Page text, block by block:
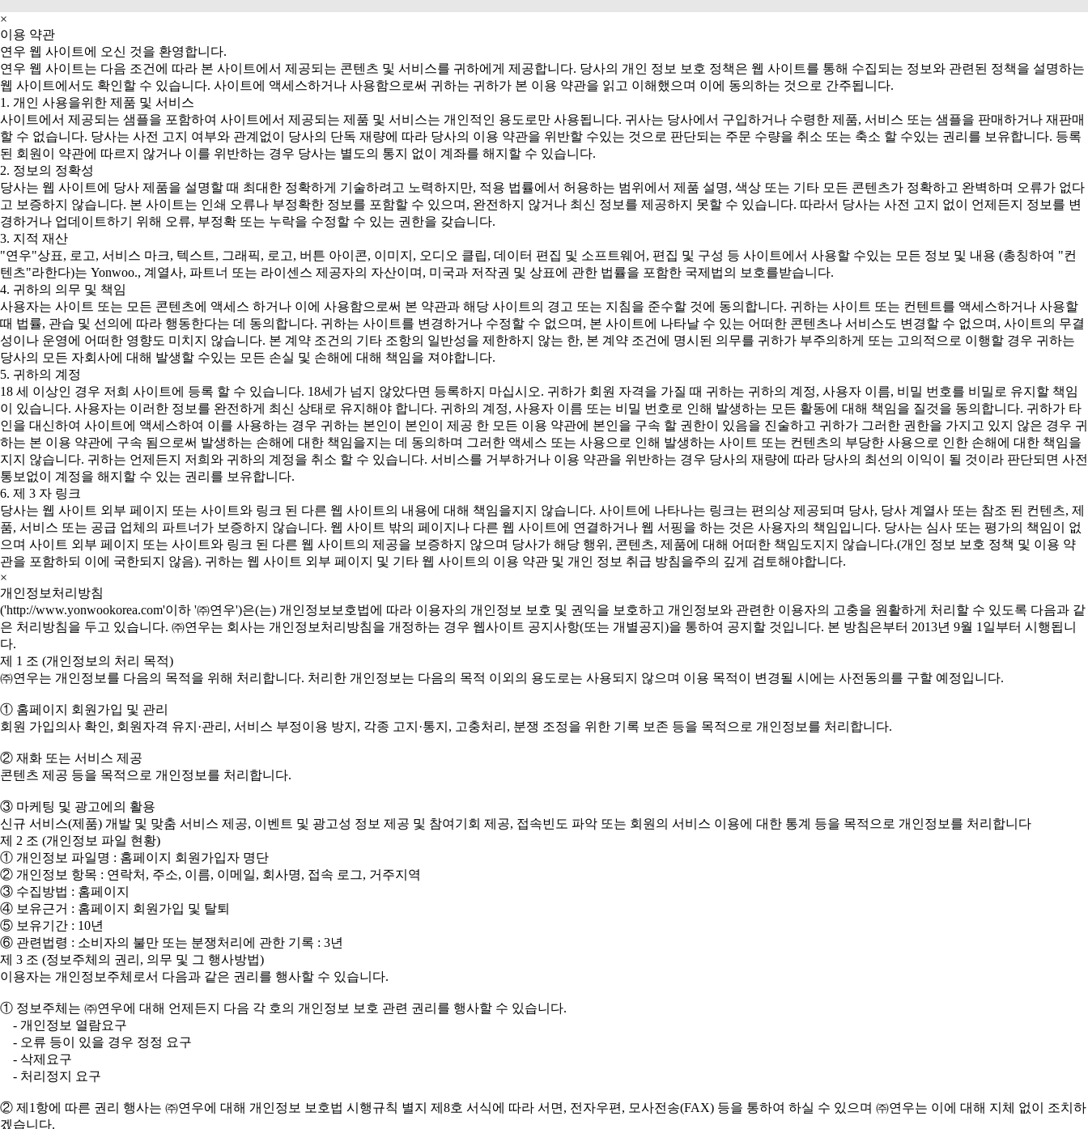
×
이용 약관
연우 웹 사이트에 오신 것을 환영합니다.
연우 웹 사이트는 다음 조건에 따라 본 사이트에서 제공되는 콘텐츠 및 서비스를 귀하에게 제공합니다. 당사의 개인 정보 보호 정책은 웹 사이트를 통해 수집되는 정보와 관련된 정책을 설명하는
웹 사이트에서도 확인할 수 있습니다. 사이트에 액세스하거나 사용함으로써 귀하는 귀하가 본 이용 약관을 읽고 이해했으며 이에 동의하는 것으로 간주됩니다.
1. 개인 사용을위한 제품 및 서비스
사이트에서 제공되는 샘플을 포함하여 사이트에서 제공되는 제품 및 서비스는 개인적인 용도로만 사용됩니다. 귀사는 당사에서 구입하거나 수령한 제품, 서비스 또는 샘플을 판매하거나 재판매
할 수 없습니다. 당사는 사전 고지 여부와 관계없이 당사의 단독 재량에 따라 당사의 이용 약관을 위반할 수있는 것으로 판단되는 주문 수량을 취소 또는 축소 할 수있는 권리를 보유합니다. 등록
된 회원이 약관에 따르지 않거나 이를 위반하는 경우 당사는 별도의 통지 없이 계좌를 해지할 수 있습니다.
2. 정보의 정확성
당사는 웹 사이트에 당사 제품을 설명할 때 최대한 정확하게 기술하려고 노력하지만, 적용 법률에서 허용하는 범위에서 제품 설명, 색상 또는 기타 모든 콘텐츠가 정확하고 완벽하며 오류가 없다
고 보증하지 않습니다. 본 사이트는 인쇄 오류나 부정확한 정보를 포함할 수 있으며, 완전하지 않거나 최신 정보를 제공하지 못할 수 있습니다. 따라서 당사는 사전 고지 없이 언제든지 정보를 변
경하거나 업데이트하기 위해 오류, 부정확 또는 누락을 수정할 수 있는 권한을 갖습니다.
3. 지적 재산
"연우"상표, 로고, 서비스 마크, 텍스트, 그래픽, 로고, 버튼 아이콘, 이미지, 오디오 클립, 데이터 편집 및 소프트웨어, 편집 및 구성 등 사이트에서 사용할 수있는 모든 정보 및 내용 (총칭하여 "컨
텐츠"라한다)는 Yonwoo., 계열사, 파트너 또는 라이센스 제공자의 자산이며, 미국과 저작권 및 상표에 관한 법률을 포함한 국제법의 보호를받습니다.
4. 귀하의 의무 및 책임
사용자는 사이트 또는 모든 콘텐츠에 액세스 하거나 이에 사용함으로써 본 약관과 해당 사이트의 경고 또는 지침을 준수할 것에 동의합니다. 귀하는 사이트 또는 컨텐트를 액세스하거나 사용할
때 법률, 관습 및 선의에 따라 행동한다는 데 동의합니다. 귀하는 사이트를 변경하거나 수정할 수 없으며, 본 사이트에 나타날 수 있는 어떠한 콘텐츠나 서비스도 변경할 수 없으며, 사이트의 무결
성이나 운영에 어떠한 영향도 미치지 않습니다. 본 계약 조건의 기타 조항의 일반성을 제한하지 않는 한, 본 계약 조건에 명시된 의무를 귀하가 부주의하게 또는 고의적으로 이행할 경우 귀하는
당사의 모든 자회사에 대해 발생할 수있는 모든 손실 및 손해에 대해 책임을 져야합니다.
5. 귀하의 계정
18 세 이상인 경우 저희 사이트에 등록 할 수 있습니다. 18세가 넘지 않았다면 등록하지 마십시오. 귀하가 회원 자격을 가질 때 귀하는 귀하의 계정, 사용자 이름, 비밀 번호를 비밀로 유지할 책임
이 있습니다. 사용자는 이러한 정보를 완전하게 최신 상태로 유지해야 합니다. 귀하의 계정, 사용자 이름 또는 비밀 번호로 인해 발생하는 모든 활동에 대해 책임을 질것을 동의합니다. 귀하가 타
인을 대신하여 사이트에 액세스하여 이를 사용하는 경우 귀하는 본인이 본인이 제공 한 모든 이용 약관에 본인을 구속 할 권한이 있음을 진술하고 귀하가 그러한 권한을 가지고 있지 않은 경우 귀
하는 본 이용 약관에 구속 됨으로써 발생하는 손해에 대한 책임을지는 데 동의하며 그러한 액세스 또는 사용으로 인해 발생하는 사이트 또는 컨텐츠의 부당한 사용으로 인한 손해에 대한 책임을
지지 않습니다. 귀하는 언제든지 저희와 귀하의 계정을 취소 할 수 있습니다. 서비스를 거부하거나 이용 약관을 위반하는 경우 당사의 재량에 따라 당사의 최선의 이익이 될 것이라 판단되면 사전
통보없이 계정을 해지할 수 있는 권리를 보유합니다.
6. 제 3 자 링크
당사는 웹 사이트 외부 페이지 또는 사이트와 링크 된 다른 웹 사이트의 내용에 대해 책임을지지 않습니다. 사이트에 나타나는 링크는 편의상 제공되며 당사, 당사 계열사 또는 참조 된 컨텐츠, 제
품, 서비스 또는 공급 업체의 파트너가 보증하지 않습니다. 웹 사이트 밖의 페이지나 다른 웹 사이트에 연결하거나 웹 서핑을 하는 것은 사용자의 책임입니다. 당사는 심사 또는 평가의 책임이 없
으며 사이트 외부 페이지 또는 사이트와 링크 된 다른 웹 사이트의 제공을 보증하지 않으며 당사가 해당 행위, 콘텐츠, 제품에 대해 어떠한 책임도지지 않습니다.(개인 정보 보호 정책 및 이용 약
관을 포함하되 이에 국한되지 않음). 귀하는 웹 사이트 외부 페이지 및 기타 웹 사이트의 이용 약관 및 개인 정보 취급 방침을주의 깊게 검토해야합니다.
×
개인정보처리방침
('http://www.yonwookorea.com'이하 '㈜연우')은(는) 개인정보보호법에 따라 이용자의 개인정보 보호 및 권익을 보호하고 개인정보와 관련한 이용자의 고충을 원활하게 처리할 수 있도록 다음과 같
은 처리방침을 두고 있습니다. ㈜연우는 회사는 개인정보처리방침을 개정하는 경우 웹사이트 공지사항(또는 개별공지)을 통하여 공지할 것입니다. 본 방침은부터 2013년 9월 1일부터 시행됩니
다.
제 1 조 (개인정보의 처리 목적)
㈜연우는 개인정보를 다음의 목적을 위해 처리합니다. 처리한 개인정보는 다음의 목적 이외의 용도로는 사용되지 않으며 이용 목적이 변경될 시에는 사전동의를 구할 예정입니다.
① 홈페이지 회원가입 및 관리
회원 가입의사 확인, 회원자격 유지·관리, 서비스 부정이용 방지, 각종 고지·통지, 고충처리, 분쟁 조정을 위한 기록 보존 등을 목적으로 개인정보를 처리합니다.
② 재화 또는 서비스 제공
콘텐츠 제공 등을 목적으로 개인정보를 처리합니다.
③ 마케팅 및 광고에의 활용
신규 서비스(제품) 개발 및 맞춤 서비스 제공, 이벤트 및 광고성 정보 제공 및 참여기회 제공, 접속빈도 파악 또는 회원의 서비스 이용에 대한 통계 등을 목적으로 개인정보를 처리합니다
제 2 조 (개인정보 파일 현황)
① 개인정보 파일명 : 홈페이지 회원가입자 명단
② 개인정보 항목 : 연락처, 주소, 이름, 이메일, 회사명, 접속 로그, 거주지역
③ 수집방법 : 홈페이지
④ 보유근거 : 홈페이지 회원가입 및 탈퇴
⑤ 보유기간 : 10년
⑥ 관련법령 : 소비자의 불만 또는 분쟁처리에 관한 기록 : 3년
제 3 조 (정보주체의 권리, 의무 및 그 행사방법)
이용자는 개인정보주체로서 다음과 같은 권리를 행사할 수 있습니다.
① 정보주체는 ㈜연우에 대해 언제든지 다음 각 호의 개인정보 보호 관련 권리를 행사할 수 있습니다.
- 개인정보 열람요구
- 오류 등이 있을 경우 정정 요구
- 삭제요구
- 처리정지 요구
② 제1항에 따른 권리 행사는 ㈜연우에 대해 개인정보 보호법 시행규칙 별지 제8호 서식에 따라 서면, 전자우편, 모사전송(FAX) 등을 통하여 하실 수 있으며 ㈜연우는 이에 대해 지체 없이 조치하
겠습니다.